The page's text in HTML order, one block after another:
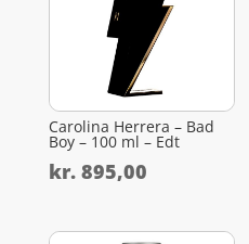
Carolina Herrera – Bad
Boy – 100 ml – Edt
kr.895,00